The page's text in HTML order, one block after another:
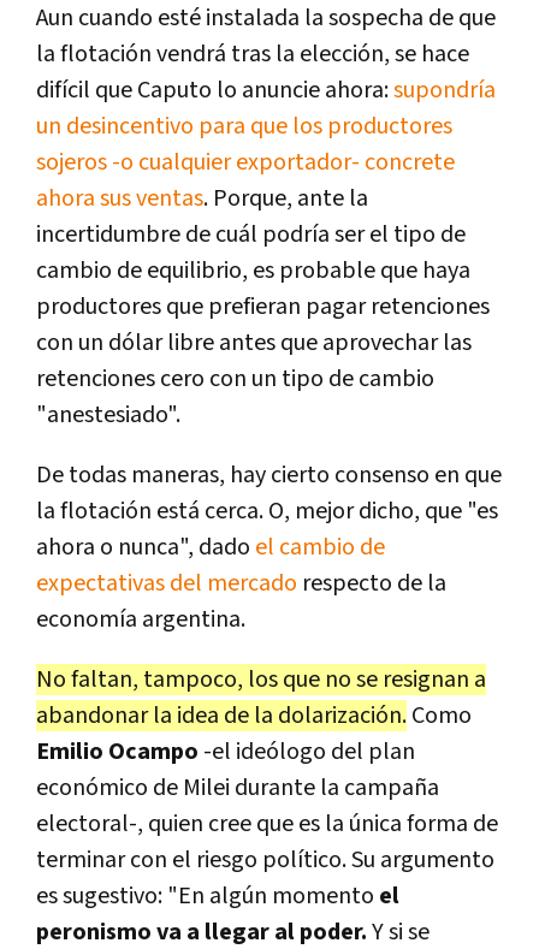
Aun cuando esté instalada la sospecha de que
la flotación vendrá tras la elección, se hace
difícil que Caputo lo anuncie ahora:supondría
un desincentivo para que los productores
sojeros -o cualquier exportador- concrete
ahora sus ventas. Porque, ante la
incertidumbre de cuál podría ser el tipo de
cambio de equilibrio, es probable que haya
productores que prefieran pagar retenciones
con un dólar libre antes que aprovechar las
retenciones cero con un tipo de cambio
"anestesiado".
De todas maneras, hay cierto consenso en que
la flotación está cerca. O, mejor dicho, que "es
ahora o nunca", dado el cambio de
expectativas del mercado respecto de la
economía argentina.
No faltan, tampoco, los que no se resignan a
abandonar la idea de la dolarización.Como
Emilio Ocampo -el ideólogo del plan
económico de Milei durante la campaña
electoral-, quien cree que es la única forma de
terminar con el riesgo político. Su argumento
es sugestivo: "En algún momento el
peronismo va a llegar al poder.Y si se